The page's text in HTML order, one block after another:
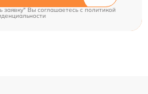
заявку" Вы соглашаетесь cполитикой